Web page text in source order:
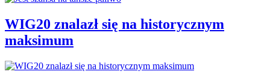
WIG20 znalazł się na historycznym
maksimum